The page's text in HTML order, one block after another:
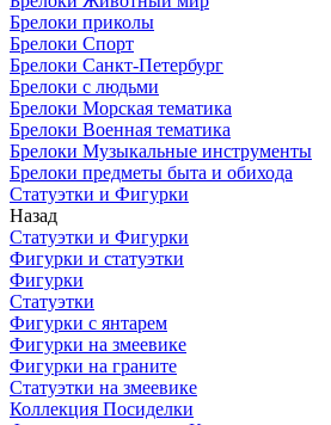
Брелоки приколы
Брелоки Спорт
Брелоки Санкт-Петербург
Брелоки с людьми
Брелоки Морская тематика
Брелоки Военная тематика
Брелоки Музыкальные инструменты
Брелоки предметы быта и обихода
Статуэтки и Фигурки
Назад
Статуэтки и Фигурки
Фигурки и статуэтки
Фигурки
Статуэтки
Фигурки с янтарем
Фигурки на змеевике
Фигурки на граните
Статуэтки на змеевике
Коллекция Посиделки